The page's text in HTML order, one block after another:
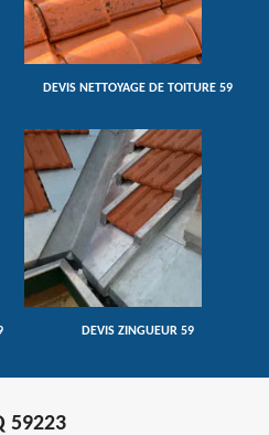
DEVIS NETTOYAGE DE TOITURE 59
DEVIS ZINGUEUR 59
59223